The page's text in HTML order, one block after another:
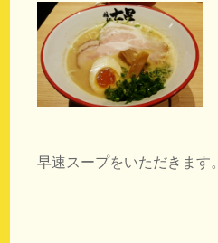
早速スープをいただきます。